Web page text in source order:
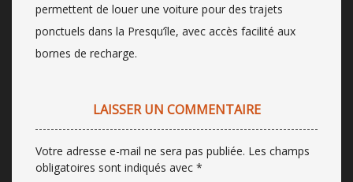
permettent de louer une voiture pour des trajets
ponctuels dans la Presqu’île, avec accès facilité aux
bornes de recharge.
LAISSER UN COMMENTAIRE
Votre adresse e-mail ne sera pas publiée. Les champs
obligatoires sont indiqués avec *